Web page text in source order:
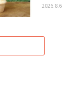
2026.8.6